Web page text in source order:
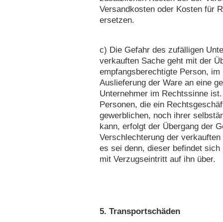
Versandkosten oder Kosten für
ersetzen.
c) Die Gefahr des zufälligen
verkauften Sache geht mit der
empfangsberechtigte Person,
Auslieferung der Ware an eine
Unternehmer im Rechtssinne
Personen, die ein
gewerblichen, noch ihrer
kann, erfolgt der Übergang der
Verschlechterung der
es sei denn, dieser befindet
mit Verzugseintritt auf ihn über.
5. Transportschäden